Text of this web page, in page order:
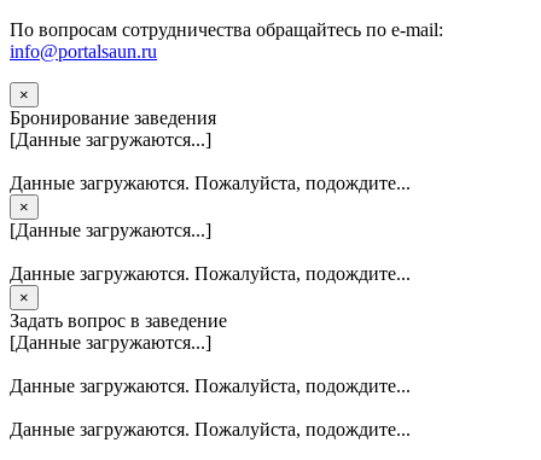
По вопросам сотрудничества обращайтесь по e-mail:
info@portalsaun.ru
×
Бронирование заведения
[Данные загружаются...]
Данные загружаются. Пожалуйста, подождите...
×
[Данные загружаются...]
Данные загружаются. Пожалуйста, подождите...
×
Задать вопрос в заведение
[Данные загружаются...]
Данные загружаются. Пожалуйста, подождите...
Данные загружаются. Пожалуйста, подождите...